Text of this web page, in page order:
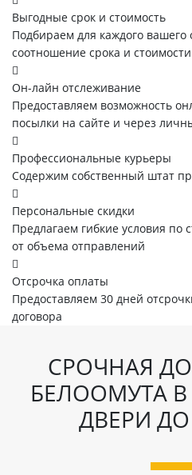
Выгодные срок и стоимость
Подбираем для каждого
соотношение срока и стоимости
Он-лайн отслеживание
Предоставляем возможность
посылки на сайте и через
Профессиональные курьеры
Содержим собственный штат
Персональные скидки
Предлагаем гибкие условия по
от объема отправлений
Отсрочка оплаты
Предоставляем 30 дней
договора
СРОЧНАЯ
БЕЛООМУТА В
ДВЕРИ